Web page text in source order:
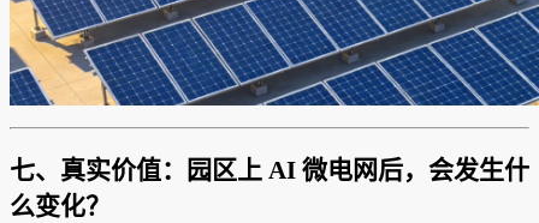
七、真实价值：园区上 AI 微电网后，会发生什
么变化？